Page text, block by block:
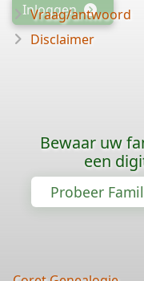
Inloggen
Vraag/antwoord
Disclaimer
Bewaar uw
een
Probeer